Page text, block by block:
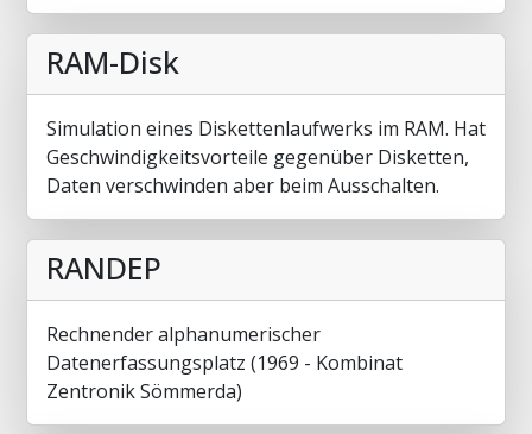
RAM-Disk
Simulation eines Diskettenlaufwerks im RAM. Hat
Geschwindigkeitsvorteile gegenüber Disketten,
Daten verschwinden aber beim Ausschalten.
RANDEP
Rechnender alphanumerischer
Datenerfassungsplatz (1969 - Kombinat
Zentronik Sömmerda)